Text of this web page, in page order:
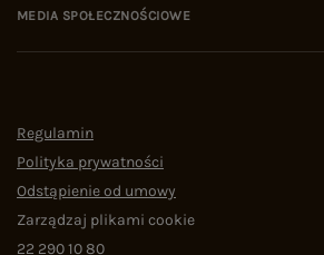
MEDIA SPOŁECZNOŚCIOWE
Regulamin
Polityka prywatności
Odstąpienie od umowy
Zarządzaj plikami cookie
22 290 10 80